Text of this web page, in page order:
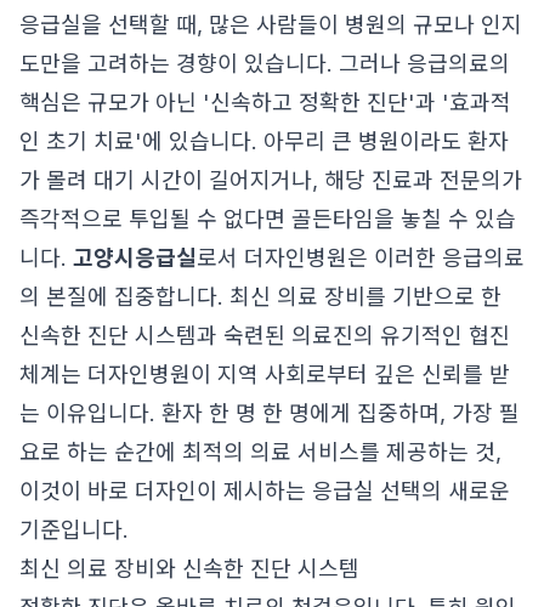
응급실을 선택할 때, 많은 사람들이 병원의 규모나 인지
도만을 고려하는 경향이 있습니다. 그러나 응급의료의
핵심은 규모가 아닌 '신속하고 정확한 진단'과 '효과적
인 초기 치료'에 있습니다. 아무리 큰 병원이라도 환자
가 몰려 대기 시간이 길어지거나, 해당 진료과 전문의가
즉각적으로 투입될 수 없다면 골든타임을 놓칠 수 있습
니다. 고양시응급실로서 더자인병원은 이러한 응급의료
의 본질에 집중합니다. 최신 의료 장비를 기반으로 한
신속한 진단 시스템과 숙련된 의료진의 유기적인 협진
체계는 더자인병원이 지역 사회로부터 깊은 신뢰를 받
는 이유입니다. 환자 한 명 한 명에게 집중하며, 가장 필
요로 하는 순간에 최적의 의료 서비스를 제공하는 것,
이것이 바로 더자인이 제시하는 응급실 선택의 새로운
기준입니다.
최신 의료 장비와 신속한 진단 시스템